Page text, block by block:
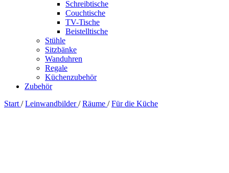
Schreibtische
Couchtische
TV-Tische
Beistelltische
Stühle
Sitzbänke
Wanduhren
Regale
Küchenzubehör
Zubehör
Start / Leinwandbilder/ Räume / Für die Küche